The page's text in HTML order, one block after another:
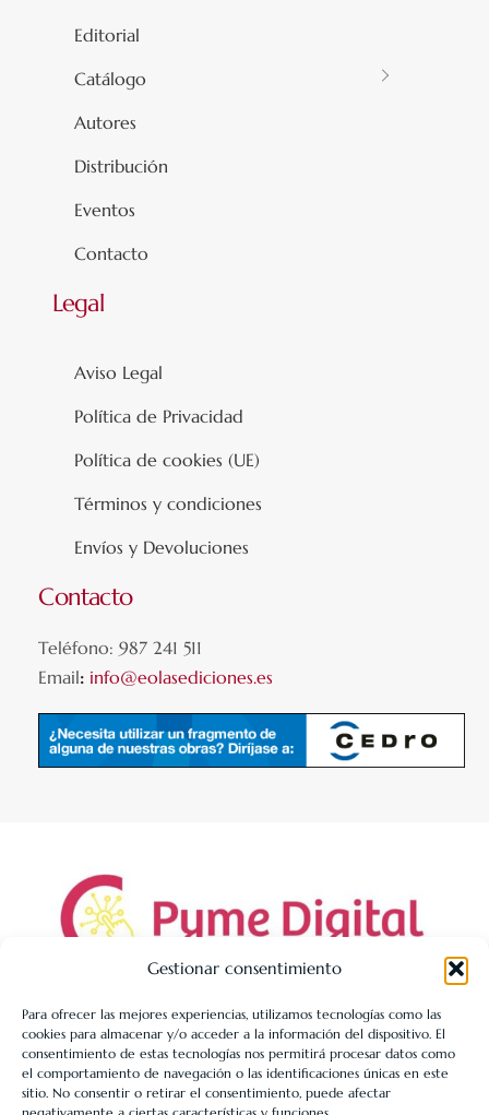
Gestionar consentimiento
Para ofrecer las mejores experiencias, utilizamos tecnologías como las
cookies para almacenar y/o acceder a la información del dispositivo. El
consentimiento de estas tecnologías nos permitirá procesar datos como
el comportamiento de navegación o las identificaciones únicas en este
sitio. No consentir o retirar el consentimiento, puede afectar
Editorial
Catálogo
Autores
Distribución
Eventos
Contacto
Legal
Aviso Legal
Política de Privacidad
Política de cookies (UE)
Términos y condiciones
Envíos y Devoluciones
Contacto
Teléfono: 987 241 511
Email: info@eolasediciones.es
LIBRERÍA UNIVERSITARIA LEÓN 1980 SLL ha sido beneficiaria
de Fondos Europeos, cuyo objetivo es la mejora de la
competitividad de las PYMES, y gracias al cual ha puesto en